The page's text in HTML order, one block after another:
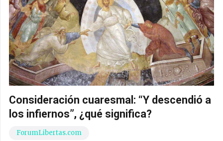
Consideración cuaresmal: “Y descendió a
los infiernos”, ¿qué significa?
ForumLibertas.com